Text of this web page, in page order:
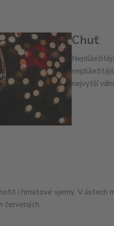
Chuť
nejvyšší
i hmatové vjemy. V ústech
červených.